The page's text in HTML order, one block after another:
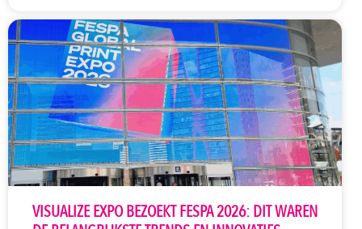
VISUALIZE EXPO BEZOEKT FESPA 2026: DIT WAREN